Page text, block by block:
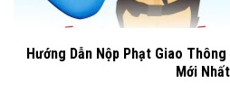
Hướng Dẫn Nộp Phạt Giao
Mới Nhất